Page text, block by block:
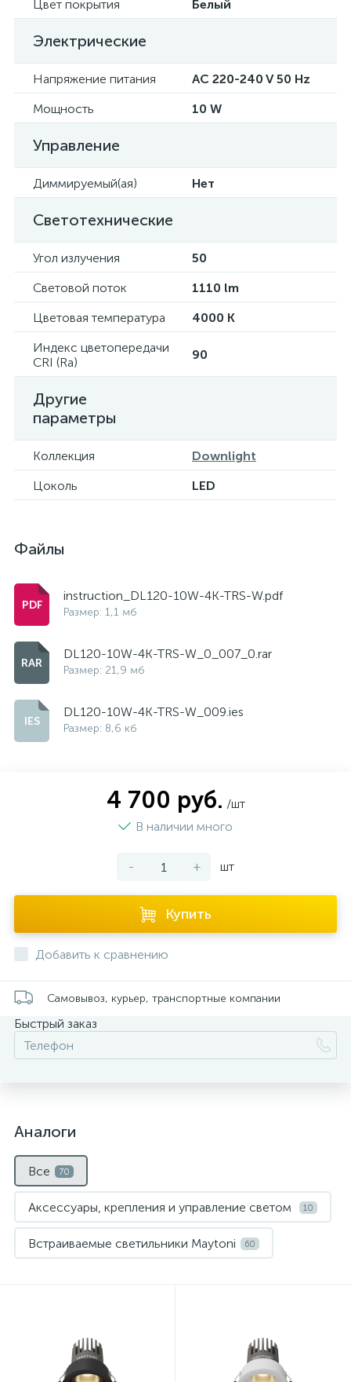
Цвет покрытия Белый
Электрические
Напряжение питания
AC 220-240 V 50 Hz
Мощность
10 W
Управление
Диммируемый(ая) Нет
Светотехнические
Угол излучения
50
Световой поток
1110 lm
Цветовая температура
4000 K
Индекс цветопередачи
CRI (Ra)
90
Другие
параметры
Коллекция
Downlight
Цоколь
LED
Файлы
instruction_DL120-10W-4K-TRS-W.pdf
Размер: 1,1 мб
DL120-10W-4K-TRS-W_0_007_0.rar
Размер: 21,9 мб
DL120-10W-4K-TRS-W_009.ies
Размер: 8,6 кб
4 700 руб. /шт
В наличии много
- + шт
Купить
Добавить к сравнению
Самовывоз, курьер, транспортные компании
Быстрый заказ
Аналоги
Все 70
Аксессуары, крепления и управление светом 10
Встраиваемые светильники Maytoni 60